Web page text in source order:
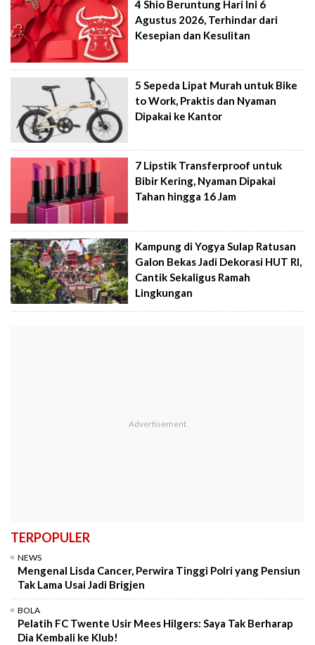
4 Shio Beruntung Hari Ini 6
Agustus 2026, Terhindar dari
Kesepian dan Kesulitan
5 Sepeda Lipat Murah untuk Bike
to Work, Praktis dan Nyaman
Dipakai ke Kantor
7 Lipstik Transferproof untuk
Bibir Kering, Nyaman Dipakai
Tahan hingga 16 Jam
Kampung di Yogya Sulap Ratusan
Galon Bekas Jadi Dekorasi HUT RI,
Cantik Sekaligus Ramah
Lingkungan
TERPOPULER
NEWS
Mengenal Lisda Cancer, Perwira Tinggi Polri yang Pensiun
Tak Lama Usai Jadi Brigjen
BOLA
Pelatih FC Twente Usir Mees Hilgers: Saya Tak Berharap
Dia Kembali ke Klub!